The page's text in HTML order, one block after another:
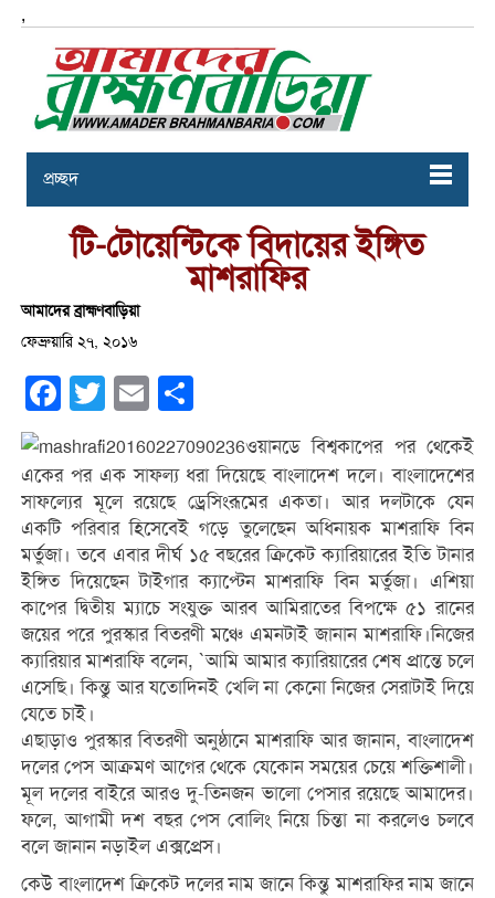
,
প্রচ্ছদ
টি-টোয়েন্টিকে বিদায়ের ইঙ্গিত
মাশরাফির
আমাদের ব্রাহ্মণবাড়িয়া
ফেব্রুয়ারি ২৭, ২০১৬
Facebook
Twitter Email
ওয়ানডে বিশ্বকাপের পর থেকেই
একের পর এক সাফল্য ধরা দিয়েছে বাংলাদেশ দলে। বাংলাদেশের
সাফল্যের মূলে রয়েছে ড্রেসিংরূমের একতা। আর দলটাকে যেন
একটি পরিবার হিসেবেই গড়ে তুলেছেন অধিনায়ক মাশরাফি বিন
মর্তুজা। তবে এবার দীর্ঘ ১৫ বছরের ক্রিকেট ক্যারিয়ারের ইতি টানার
ইঙ্গিত দিয়েছেন টাইগার ক্যাপ্টেন মাশরাফি বিন মর্তুজা। এশিয়া
কাপের দ্বিতীয় ম্যাচে সংযুক্ত আরব আমিরাতের বিপক্ষে ৫১ রানের
জয়ের পরে পুরস্কার বিতরণী মঞ্চে এমনটাই জানান মাশরাফি।নিজের
ক্যারিয়ার মাশরাফি বলেন, `আমি আমার ক্যারিয়ারের শেষ প্রান্তে চলে
এসেছি। কিন্তু আর যতোদিনই খেলি না কেনো নিজের সেরাটাই দিয়ে
যেতে চাই।
এছাড়াও পুরস্কার বিতরণী অনুষ্ঠানে মাশরাফি আর জানান, বাংলাদেশ
দলের পেস আক্রমণ আগের থেকে যেকোন সময়ের চেয়ে শক্তিশালী।
মূল দলের বাইরে আরও দু-তিনজন ভালো পেসার রয়েছে আমাদের।
ফলে, আগামী দশ বছর পেস বোলিং নিয়ে চিন্তা না করলেও চলবে
বলে জানান নড়াইল এক্সপ্রেস।
কেউ বাংলাদেশ ক্রিকেট দলের নাম জানে কিন্তু মাশরাফির নাম জানে